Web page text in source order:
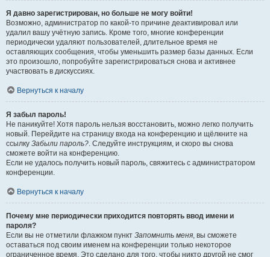
Я давно зарегистрирован, но больше не могу войти!
Возможно, администратор по какой-то причине деактивировал или
удалил вашу учётную запись. Кроме того, многие конференции
периодически удаляют пользователей, длительное время не
оставляющих сообщения, чтобы уменьшить размер базы данных. Если
это произошло, попробуйте зарегистрироваться снова и активнее
участвовать в дискуссиях.
Вернуться к началу
Я забыл пароль!
Не паникуйте! Хотя пароль нельзя восстановить, можно легко получить
новый. Перейдите на страницу входа на конференцию и щёлкните на
ссылку Забыли пароль?. Следуйте инструкциям, и скоро вы снова
сможете войти на конференцию.
Если не удалось получить новый пароль, свяжитесь с администратором
конференции.
Вернуться к началу
Почему мне периодически приходится повторять ввод имени и
пароля?
Если вы не отметили флажком пункт Запомнить меня, вы сможете
оставаться под своим именем на конференции только некоторое
ограниченное время. Это сделано для того, чтобы никто другой не смог